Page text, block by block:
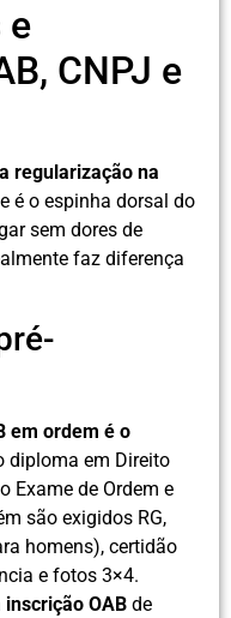
e
CNPJ e
regularização na
é o espinha dorsal do
sem dores de
faz diferença
em ordem é o
diploma em Direito
Exame de Ordem e
são exigidos RG,
homens), certidão
e fotos 3×4.
inscrição OAB de